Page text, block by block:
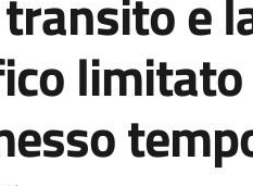
limitato